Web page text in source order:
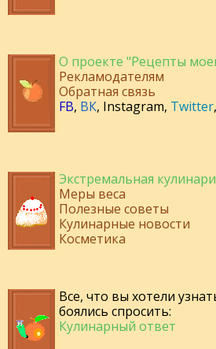
О проекте "Рецепты
Рекламодателям
Обратная связь
FB, ВК, Instagram, Twitter,
Экстремальная
Меры веса
Полезные советы
Кулинарные новости
Косметика
Все, что вы хотели
боялись спросить:
Кулинарный ответ